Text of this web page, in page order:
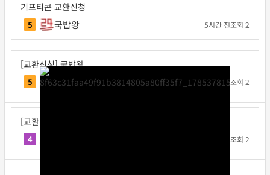
기프티콘 교환신청
5 국밥왕 5시간 전조회 2
[교환신청] 국밥왕
5 국밥왕 5시간 전조회 2
[교환신청] 공사판박씨
4 조회 2